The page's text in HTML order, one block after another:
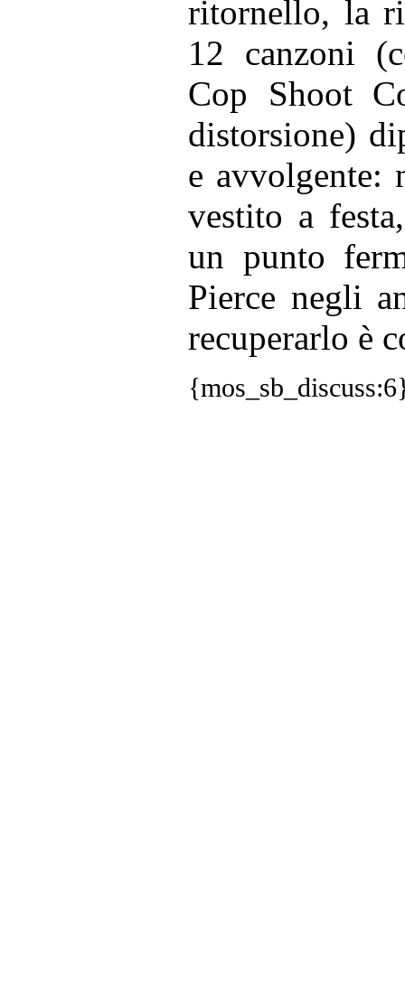
ritornello, la
12 canzoni
Cop Shoot
distorsione)
e avvolgente:
vestito a
un punto
Pierce negli
recuperarlo è